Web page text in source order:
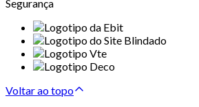
Segurança
Voltar ao topo